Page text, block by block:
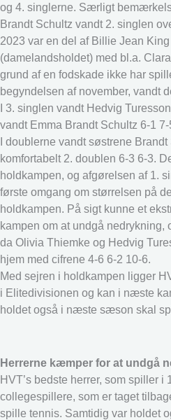
og 4. singlerne. Særligt
Brandt Schultz vandt 2. singlen
2023 var en del af Billie Jean
(damelandsholdet) med bl.a.
grund af en fodskade ikke har
begyndelsen af november, vandt
I 3. singlen vandt Hedvig
vandt Emma Brandt Schultz 6-1 7-
I doublerne vandt søstrene
komfortabelt 2. doublen 6-3 6-3.
holdkampen, og afgørelsen af 1.
første omgang om størrelsen på
holdkampen. På sigt kunne et
kampen om at undgå nedrykning,
da Olivia Thiemke og Hedvig
hjem med cifrene 4-6 6-2 10-6.
Med sejren i holdkampen ligger
i Elitedivisionen og kan i næste
holdet også i næste sæson skal
Herrerne kæmper for at undgå
HVT’s bedste herrer, som spiller
collegespillere, som er taget
spille tennis. Samtidig var holdet